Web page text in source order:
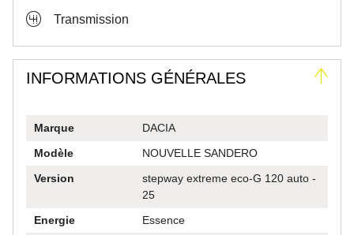
Transmission
INFORMATIONS GÉNÉRALES
Marque
DACIA
Modèle
NOUVELLE SANDERO
Version
stepway extreme eco-G 120 auto -
25
Energie
Essence